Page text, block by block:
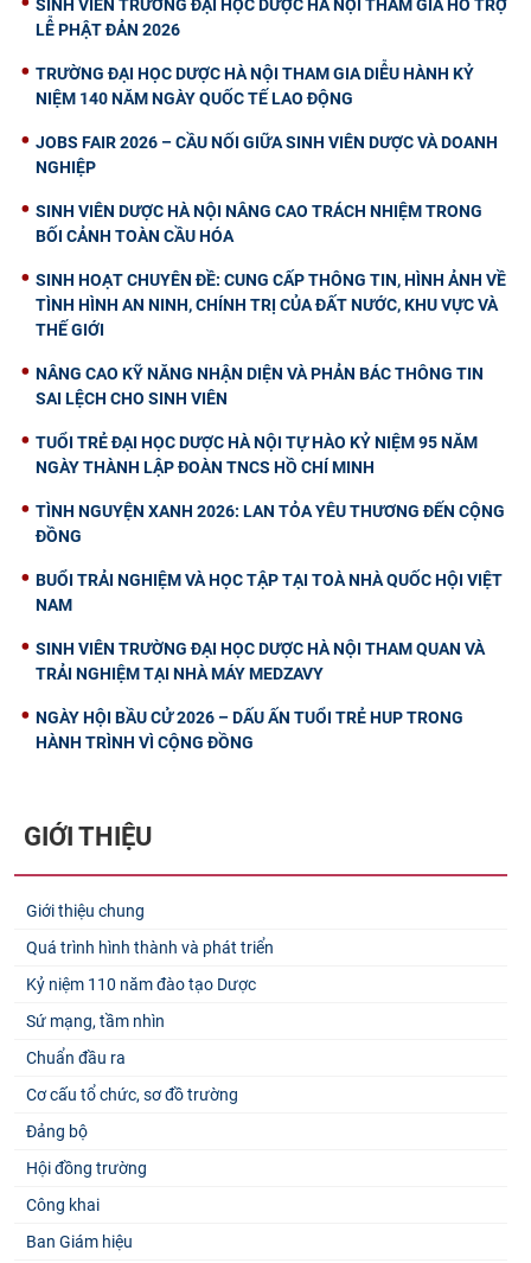
SINH VIÊN TRƯỜNG ĐẠI HỌC DƯỢC HÀ NỘI THAM GIA HỖ TRỢ
LỄ PHẬT ĐẢN 2026
TRƯỜNG ĐẠI HỌC DƯỢC HÀ NỘI THAM GIA DIỄU HÀNH KỶ
NIỆM 140 NĂM NGÀY QUỐC TẾ LAO ĐỘNG
JOBS FAIR 2026 – CẦU NỐI GIỮA SINH VIÊN DƯỢC VÀ DOANH
NGHIỆP
SINH VIÊN DƯỢC HÀ NỘI NÂNG CAO TRÁCH NHIỆM TRONG
BỐI CẢNH TOÀN CẦU HÓA
SINH HOẠT CHUYÊN ĐỀ: CUNG CẤP THÔNG TIN, HÌNH ẢNH VỀ
TÌNH HÌNH AN NINH, CHÍNH TRỊ CỦA ĐẤT NƯỚC, KHU VỰC VÀ
THẾ GIỚI
NÂNG CAO KỸ NĂNG NHẬN DIỆN VÀ PHẢN BÁC THÔNG TIN
SAI LỆCH CHO SINH VIÊN
TUỔI TRẺ ĐẠI HỌC DƯỢC HÀ NỘI TỰ HÀO KỶ NIỆM 95 NĂM
NGÀY THÀNH LẬP ĐOÀN TNCS HỒ CHÍ MINH
TÌNH NGUYỆN XANH 2026: LAN TỎA YÊU THƯƠNG ĐẾN CỘNG
ĐỒNG
BUỔI TRẢI NGHIỆM VÀ HỌC TẬP TẠI TOÀ NHÀ QUỐC HỘI VIỆT
NAM
SINH VIÊN TRƯỜNG ĐẠI HỌC DƯỢC HÀ NỘI THAM QUAN VÀ
TRẢI NGHIỆM TẠI NHÀ MÁY MEDZAVY
NGÀY HỘI BẦU CỬ 2026 – DẤU ẤN TUỔI TRẺ HUP TRONG
HÀNH TRÌNH VÌ CỘNG ĐỒNG
GIỚI THIỆU
Giới thiệu chung
Quá trình hình thành và phát triển
Kỷ niệm 110 năm đào tạo Dược
Sứ mạng, tầm nhìn
Chuẩn đầu ra
Cơ cấu tổ chức, sơ đồ trường
Đảng bộ
Hội đồng trường
Công khai
Ban Giám hiệu